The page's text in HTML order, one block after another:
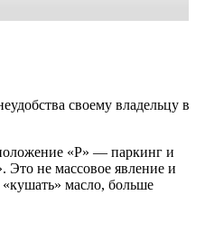
своему владельцу в
положение «Р» — паркинг и
Это не массовое явление и
«кушать» масло, больше